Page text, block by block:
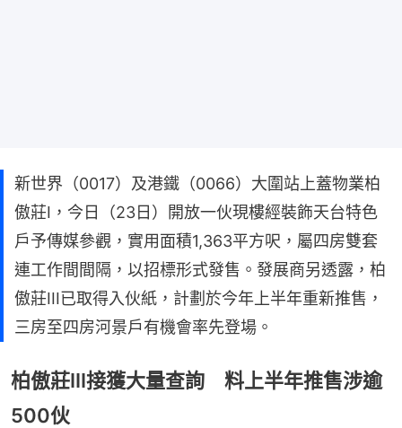
新世界（0017）及港鐵（0066）大圍站上蓋物業柏
傲莊I，今日（23日）開放一伙現樓經裝飾天台特色
戶予傳媒參觀，實用面積1,363平方呎，屬四房雙套
連工作間間隔，以招標形式發售。發展商另透露，柏
傲莊III已取得入伙紙，計劃於今年上半年重新推售，
三房至四房河景戶有機會率先登場。
柏傲莊III接獲大量查詢 料上半年推售涉逾
500伙